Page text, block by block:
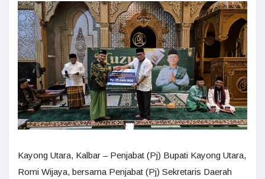
Kayong Utara, Kalbar – Penjabat (Pj) Bupati Kayong Utara,
Romi Wijaya, bersama Penjabat (Pj) Sekretaris Daerah